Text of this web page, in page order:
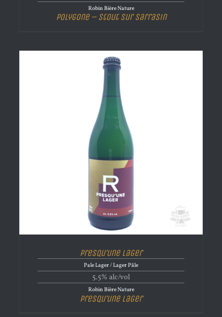
Robin Bière Nature
Polygone – Stout Sur Sarrasin
Presqu’une Lager
Pale Lager / Lager Pâle
5.5% alc/vol
Robin Bière Nature
Presqu’une Lager